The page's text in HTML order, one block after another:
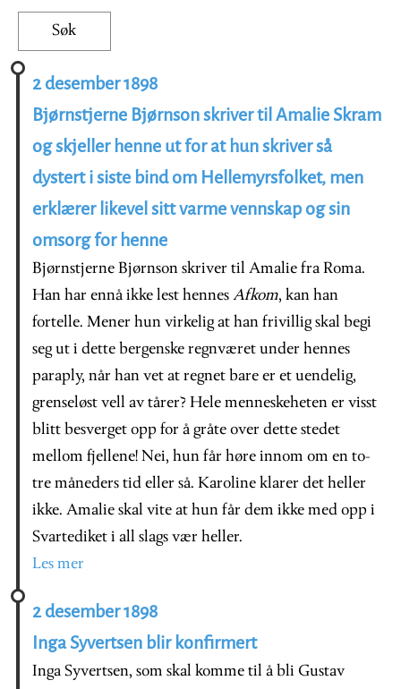
2 desember 1898
Bjørnstjerne Bjørnson skriver til Amalie Skram
og skjeller henne ut for at hun skriver så
dystert i siste bind om Hellemyrsfolket, men
erklærer likevel sitt varme vennskap og sin
omsorg for henne
Bjørnstjerne Bjørnson skriver til Amalie fra Roma.
Han har ennå ikke lest hennes Afkom, kan han
fortelle. Mener hun virkelig at han frivillig skal begi
seg ut i dette bergenske regnværet under hennes
paraply, når han vet at regnet bare er et uendelig,
grenseløst vell av tårer? Hele menneskeheten er visst
blitt besverget opp for å gråte over dette stedet
mellom fjellene! Nei, hun får høre innom om en to-
tre måneders tid eller så. Karoline klarer det heller
ikke. Amalie skal vite at hun får dem ikke med opp i
Svartediket i all slags vær heller.
Les mer
2 desember 1898
Inga Syvertsen blir konfirmert
Inga Syvertsen, som skal komme til å bli Gustav